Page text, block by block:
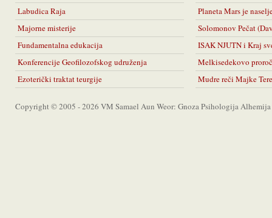
Labudica Raja
Majorne misterije
Fundamentalna edukacija
Konferencije Geofilozofskog udruženja
Ezoterički traktat teurgije
Planeta Mars je
Solomonov Pečat
ISAK NJUTN i Kraj
Melkisedekovo
Mudre reči Majke
Copyright © 2005 - 2026 VM Samael Aun Weor: Gnoza Psihologija